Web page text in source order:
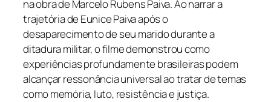
na obra de Marcelo Rubens Paiva. Ao narrar a
trajetória de Eunice Paiva após o
desaparecimento de seu marido durante a
ditadura militar, o filme demonstrou como
experiências profundamente brasileiras podem
alcançar ressonância universal ao tratar de temas
como memória, luto, resistência e justiça.